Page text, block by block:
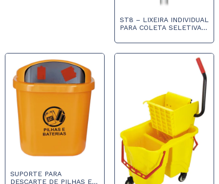
ST8 – LIXEIRA INDIVIDUAL
PARA COLETA SELETIVA
SUPORTE PARA
DESCARTE DE PILHAS E